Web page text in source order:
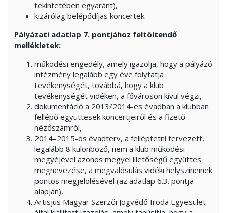
tekintetében egyaránt),
kizárólag belépődíjas koncertek.
Pályázati adatlap 7. pontjához feltöltendő
mellékletek:
működési engedély, amely igazolja, hogy a pályázó
intézmény legalább egy éve folytatja
tevékenységét, továbbá, hogy a klub
tevékenységét vidéken, a fővároson kívül végzi,
dokumentáció a 2013/2014-es évadban a klubban
fellépő együttesek koncertjeiről és a fizető
nézőszámról,
2014–2015-ös évadterv, a felléptetni tervezett,
legalább 8 különböző, nem a klub működési
megyéjével azonos megyei illetőségű együttes
megnevezése, a megvalósulás vidéki helyszíneinek
pontos megjelölésével (az adatlap 6.3. pontja
alapján),
Artisjus Magyar Szerzői Jogvédő Iroda Egyesület